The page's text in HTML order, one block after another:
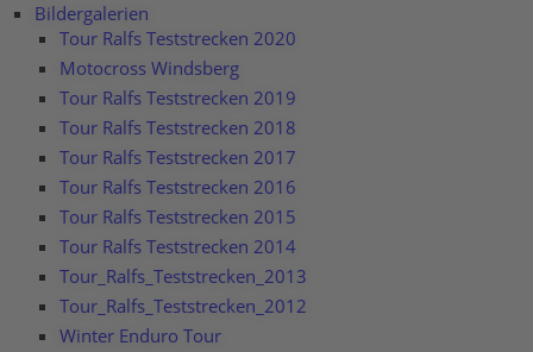
Bildergalerien
Tour Ralfs Teststrecken 2020
Motocross Windsberg
Tour Ralfs Teststrecken 2019
Tour Ralfs Teststrecken 2018
Tour Ralfs Teststrecken 2017
Tour Ralfs Teststrecken 2016
Tour Ralfs Teststrecken 2015
Tour Ralfs Teststrecken 2014
Tour_Ralfs_Teststrecken_2013
Tour_Ralfs_Teststrecken_2012
Winter Enduro Tour